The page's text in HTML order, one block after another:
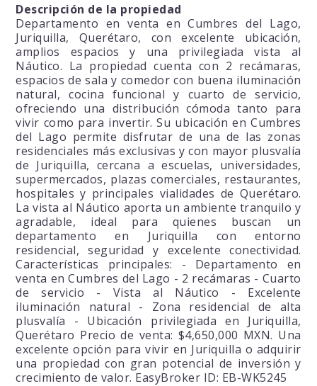
Descripción de la propiedad
Departamento en venta en Cumbres del Lago,
Juriquilla, Querétaro, con excelente ubicación,
amplios espacios y una privilegiada vista al
Náutico. La propiedad cuenta con 2 recámaras,
espacios de sala y comedor con buena iluminación
natural, cocina funcional y cuarto de servicio,
ofreciendo una distribución cómoda tanto para
vivir como para invertir. Su ubicación en Cumbres
del Lago permite disfrutar de una de las zonas
residenciales más exclusivas y con mayor plusvalía
de Juriquilla, cercana a escuelas, universidades,
supermercados, plazas comerciales, restaurantes,
hospitales y principales vialidades de Querétaro.
La vista al Náutico aporta un ambiente tranquilo y
agradable, ideal para quienes buscan un
departamento en Juriquilla con entorno
residencial, seguridad y excelente conectividad.
Características principales: - Departamento en
venta en Cumbres del Lago - 2 recámaras - Cuarto
de servicio - Vista al Náutico - Excelente
iluminación natural - Zona residencial de alta
plusvalía - Ubicación privilegiada en Juriquilla,
Querétaro Precio de venta: $4,650,000 MXN. Una
excelente opción para vivir en Juriquilla o adquirir
una propiedad con gran potencial de inversión y
crecimiento de valor. EasyBroker ID: EB-WK5245